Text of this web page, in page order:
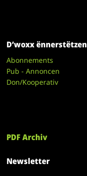
D’woxx ënnerstëtzen
Abonnements
Pub - Annoncen
Don/Kooperativ
PDF Archiv
Newsletter